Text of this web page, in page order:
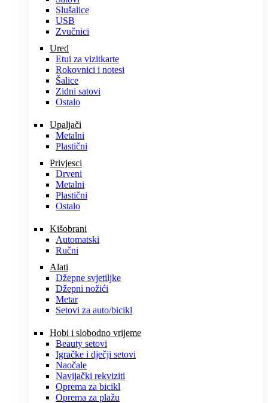
Slušalice
USB
Zvučnici
Ured
Etui za vizitkarte
Rokovnici i notesi
Šalice
Zidni satovi
Ostalo
Upaljači
Metalni
Plastični
Privjesci
Drveni
Metalni
Plastični
Ostalo
Kišobrani
Automatski
Ručni
Alati
Džepne svjetiljke
Džepni nožići
Metar
Setovi za auto/bicikl
Hobi i slobodno vrijeme
Beauty setovi
Igračke i dječji setovi
Naočale
Navijački rekviziti
Oprema za bicikl
Oprema za plažu